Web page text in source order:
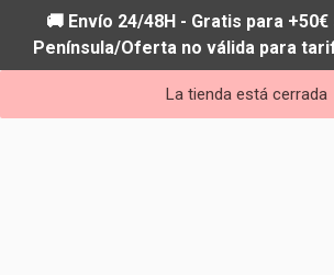
🚚 Envío 24/48H - Gratis para +50€
Península/Oferta no válida para
La tienda está cerrada